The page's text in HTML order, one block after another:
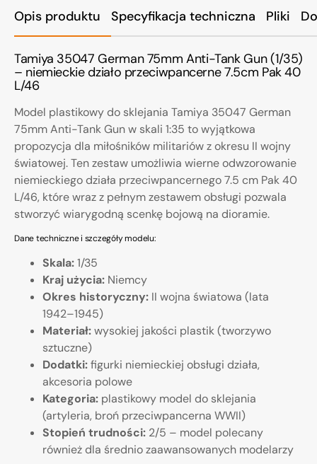
Opis produktu Specyfikacja techniczna Pliki
Tamiya 35047 German 75mm Anti-Tank Gun (1/35)
– niemieckie działo przeciwpancerne 7.5cm Pak 40
L/46
Model plastikowy do sklejania Tamiya 35047 German
75mm Anti-Tank Gun w skali 1:35 to wyjątkowa
propozycja dla miłośników militariów z okresu II wojny
światowej. Ten zestaw umożliwia wierne odwzorowanie
niemieckiego działa przeciwpancernego 7.5 cm Pak 40
L/46, które wraz z pełnym zestawem obsługi pozwala
stworzyć wiarygodną scenkę bojową na dioramie.
Dane techniczne i szczegóły modelu:
Skala:1/35
Kraj użycia: Niemcy
Okres historyczny: II wojna światowa (lata
1942–1945)
Materiał:wysokiej jakości plastik (tworzywo
sztuczne)
Dodatki:figurki niemieckiej obsługi działa,
akcesoria polowe
Kategoria: plastikowy model do sklejania
(artyleria, broń przeciwpancerna WWII)
Stopień trudności: 2/5 – model polecany
również dla średnio zaawansowanych modelarzy